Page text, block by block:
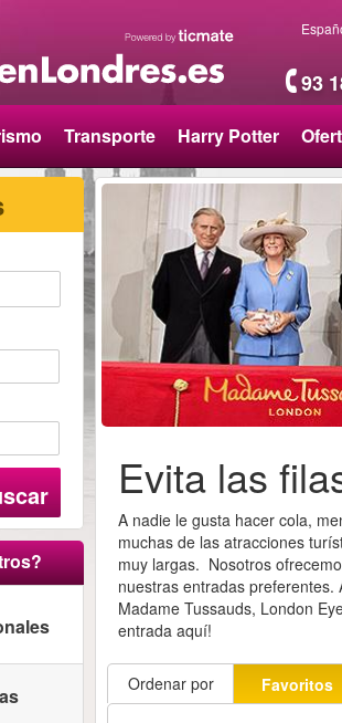
93
Transporte Harry Potter
Evita las
A nadie le gusta hacer cola,
muchas de las atracciones
muy largas. Nosotros
nuestras entradas
Madame Tussauds, London
entrada aquí!
Ordenar por Favoritos